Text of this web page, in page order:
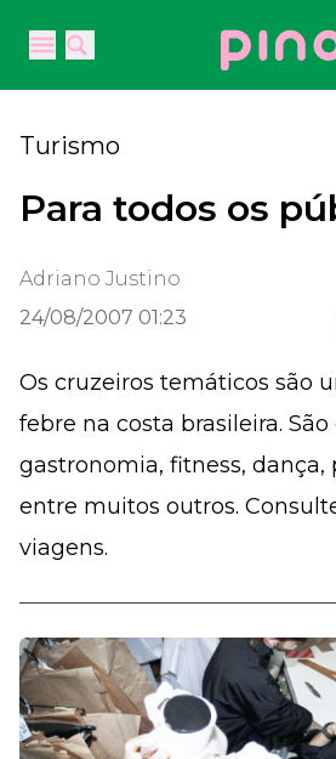
Open main menu
Open main menu
Your
Turismo
Para todos os
Adriano Justino
24/08/2007 01:23
Os cruzeiros temáticos são
febre na costa brasileira.
gastronomia, fitness, dança,
entre muitos outros.
viagens.